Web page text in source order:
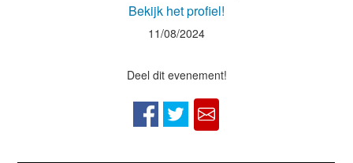
Bekijk het profiel!
11/08/2024
Deel dit evenement!